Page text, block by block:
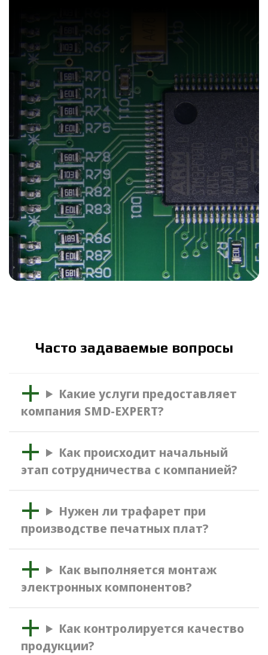
Часто задаваемые вопросы
Какие услуги предоставляет
компания SMD-EXPERT?
Как происходит начальный
этап сотрудничества с компанией?
Нужен ли трафарет при
производстве печатных плат?
Как выполняется монтаж
электронных компонентов?
Как контролируется качество
продукции?